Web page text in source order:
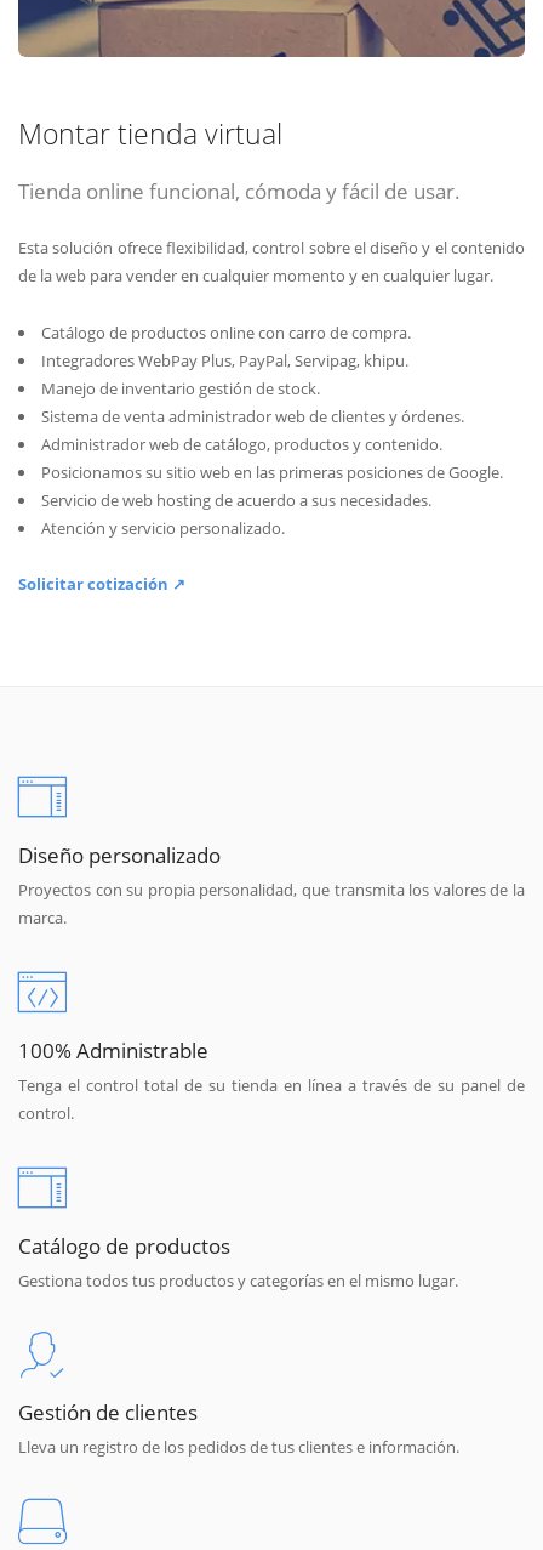
Montar tienda virtual
Tienda online funcional, cómoda y fácil de usar.
Esta solución ofrece flexibilidad, control sobre el diseño y el contenido
de la web para vender en cualquier momento y en cualquier lugar.
Catálogo de productos online con carro de compra.
Integradores WebPay Plus, PayPal, Servipag, khipu.
Manejo de inventario gestión de stock.
Sistema de venta administrador web de clientes y órdenes.
Administrador web de catálogo, productos y contenido.
Posicionamos su sitio web en las primeras posiciones de Google.
Servicio de web hosting de acuerdo a sus necesidades.
Atención y servicio personalizado.
Solicitar cotización ↗
Diseño personalizado
Proyectos con su propia personalidad, que transmita los valores de la
marca.
100% Administrable
Tenga el control total de su tienda en línea a través de su panel de
control.
Catálogo de productos
Gestiona todos tus productos y categorías en el mismo lugar.
Gestión de clientes
Lleva un registro de los pedidos de tus clientes e información.